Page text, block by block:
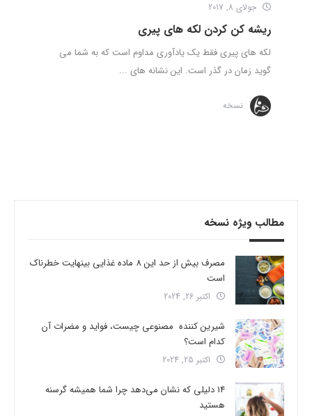
جولای 8, 2017
ریشه کن کردن لکه های پیری
لکه های پیری فقط یک یادآوری مداوم است که به شما می
گوید زمان در گذر است. این نشانه های ...
نسخه
مطالب ویژه نسخه
مصرف بیش از حد این 8 ماده غذایی بینهایت خطرناک
است
اکتبر 26, 2024
شیرین کننده مصنوعی چیست، فواید و مضرات آن
کدام است؟
اکتبر 25, 2024
14 دلیلی که نشان می‌دهد چرا شما همیشه گرسنه
هستید